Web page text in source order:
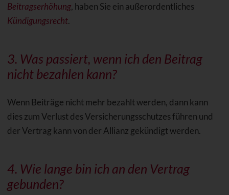
Beitragserhöhung, haben Sie ein außerordentliches
Kündigungsrecht.
3. Was passiert, wenn ich den Beitrag
nicht bezahlen kann?
Wenn Beiträge nicht mehr bezahlt werden, dann kann
dies zum Verlust des Versicherungsschutzes führen und
der Vertrag kann von der Allianz gekündigt werden.
4. Wie lange bin ich an den Vertrag
gebunden?